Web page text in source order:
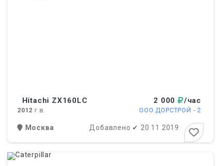
Hitachi ZX160LC 2 000 /час
2012 г.в. ООО ДОРСТРОЙ - 2
Москва Добавлено ✔ 20 11 2019